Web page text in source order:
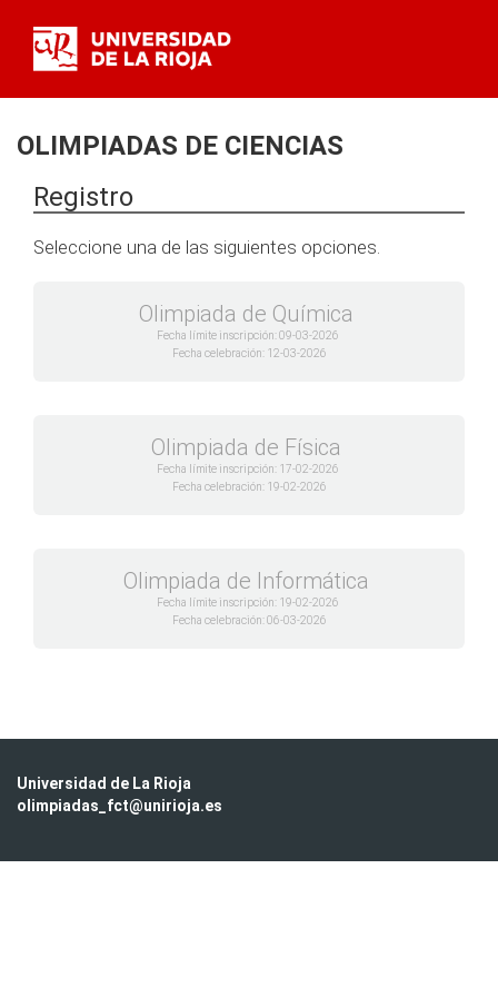
OLIMPIADAS DE CIENCIAS
Registro
Seleccione una de las siguientes opciones.
Olimpiada de Química
Fecha límite inscripción: 09-03-2026
Fecha celebración: 12-03-2026
Olimpiada de Física
Fecha límite inscripción: 17-02-2026
Fecha celebración: 19-02-2026
Olimpiada de Informática
Fecha límite inscripción: 19-02-2026
Fecha celebración: 06-03-2026
Universidad de La Rioja
olimpiadas_fct@unirioja.es